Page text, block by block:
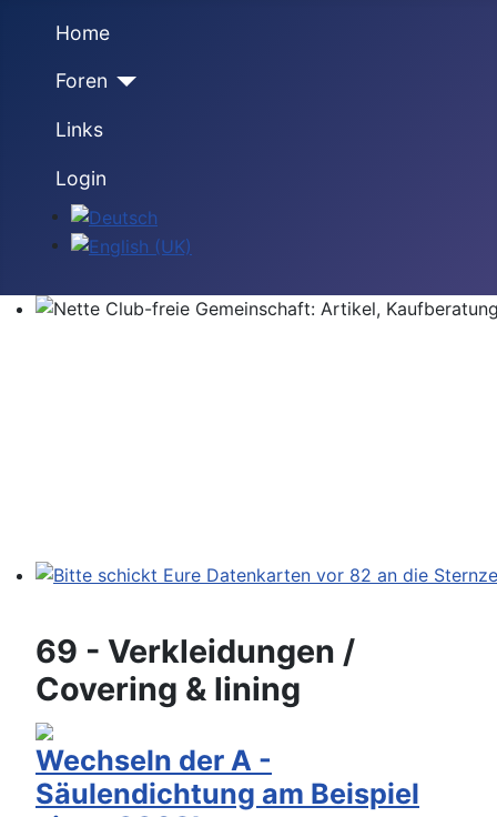
Home
Foren
Links
Login
Sprache auswählen
69 - Verkleidungen /
Covering & lining
Wechseln der A -
Säulendichtung am Beispiel